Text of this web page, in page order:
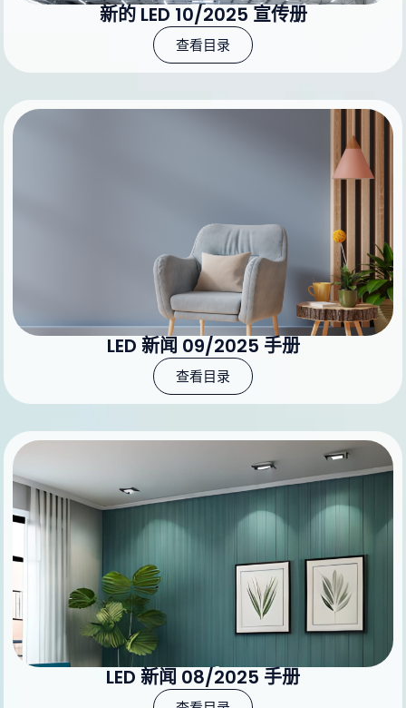
新的 LED 10/2025 宣传册
查看目录
LED 新闻 09/2025 手册
查看目录
LED 新闻 08/2025 手册